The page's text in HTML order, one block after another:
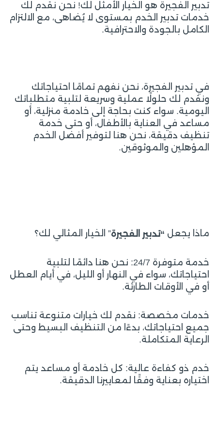
تدبير الفجيرة هو الخيار الأمثل لك! نحن نقدم لك
خدمات تدبير الخدم بمستوى لا يُضاهى، مع الالتزام
الكامل بالجودة والاحترافية.
في تدبير الفجيرة، نحن نفهم تمامًا احتياجاتك
ونقدم لك حلولًا عملية وسريعة لتلبية متطلباتك
اليومية. سواء كنت بحاجة إلى خادمة منزلية، أو
مساعد في العناية بالأطفال، أو حتى خدمة
تنظيف دقيقة، نحن هنا لتوفير أفضل الخدم
المؤهلين والموثوقين.
ماذا يجعل “تدبير الفجيرة” الخيار المثالي لك؟
خدمة متوفرة 24/7: نحن هنا دائمًا لتلبية
احتياجاتك، سواء في النهار أو الليل، في أيام العطل
أو في الأوقات الطارئة.
خدمات مخصصة: نقدم لك خيارات متنوعة تناسب
جميع احتياجاتك، بدءًا من التنظيف البسيط وحتى
الرعاية المتكاملة.
خدم ذو كفاءة عالية: كل خادمة أو مساعد يتم
اختياره بعناية وفقًا لمعاييرنا الدقيقة.